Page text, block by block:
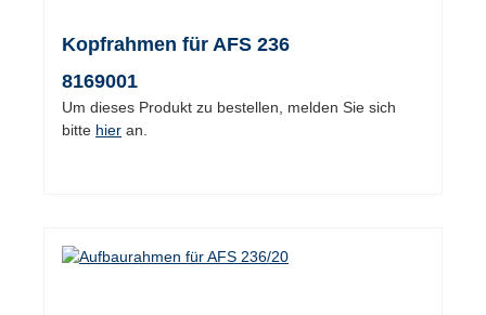
Kopfrahmen für AFS 236
8169001
Um dieses Produkt zu bestellen, melden Sie sich
bitte hier an.